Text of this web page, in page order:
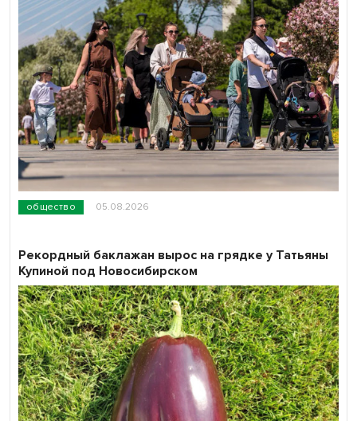
общество 05.08.2026
Рекордный баклажан вырос на грядке у Татьяны
Купиной под Новосибирском